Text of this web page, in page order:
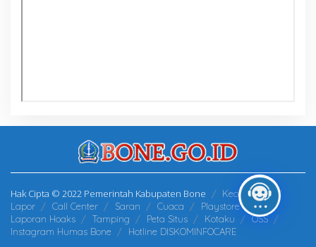
Hak Cipta © 2022 Pemerintah Kabupaten Bone
Kecamatan
Lapor
Call Center Saran Cuaca
Playstore
Laporan Hoaks
Tamping Peta Situs Kotaku
OSS
Instagram Humas Bone
Hotline DISKOMINFOCARE